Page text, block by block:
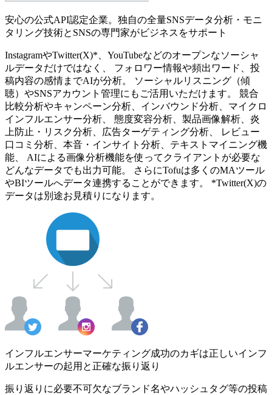
安心の公式API認定企業。独自の全量SNSデータ分析・モニ
タリング技術とSNSの専門家がビジネスをサポート
InstagramやTwitter(X)*、YouTubeなどのオープンなソーシャ
ルデータだけではなく、 フォロワー情報や頻出ワード、投
稿内容の感情までAIが分析。 ソーシャルリスニング（傾
聴）やSNSアカウント管理にもご活用いただけます。 競合
比較分析やキャンペーン分析、インバウンド分析、マイクロ
インフルエンサー分析、 態度変容分析、製品画像解析、炎
上防止・リスク分析、広告ターゲティング分析、 レビュー
口コミ分析、本音・インサイト分析、テキストマイニング機
能、 AIによる画像分析機能を使ってクライアントが必要な
どんなデータでも出力可能。 さらにTofuは多くのMAツール
やBIツールへデータ連携することができます。 *Twitter(X)の
データは別途お見積りになります。
インフルエンサーマーケティング成功のカギは正しいインフ
ルエンサーの起用と正確な振り返り
振り返りに必要不可欠なブランド名やハッシュタグ等の投稿